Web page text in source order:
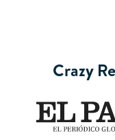
Crazy